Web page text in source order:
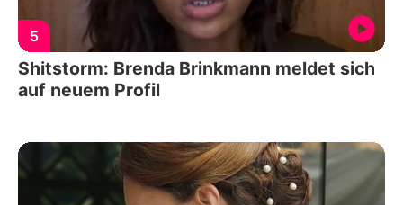
5
Shitstorm: Brenda Brinkmann meldet sich
auf neuem Profil